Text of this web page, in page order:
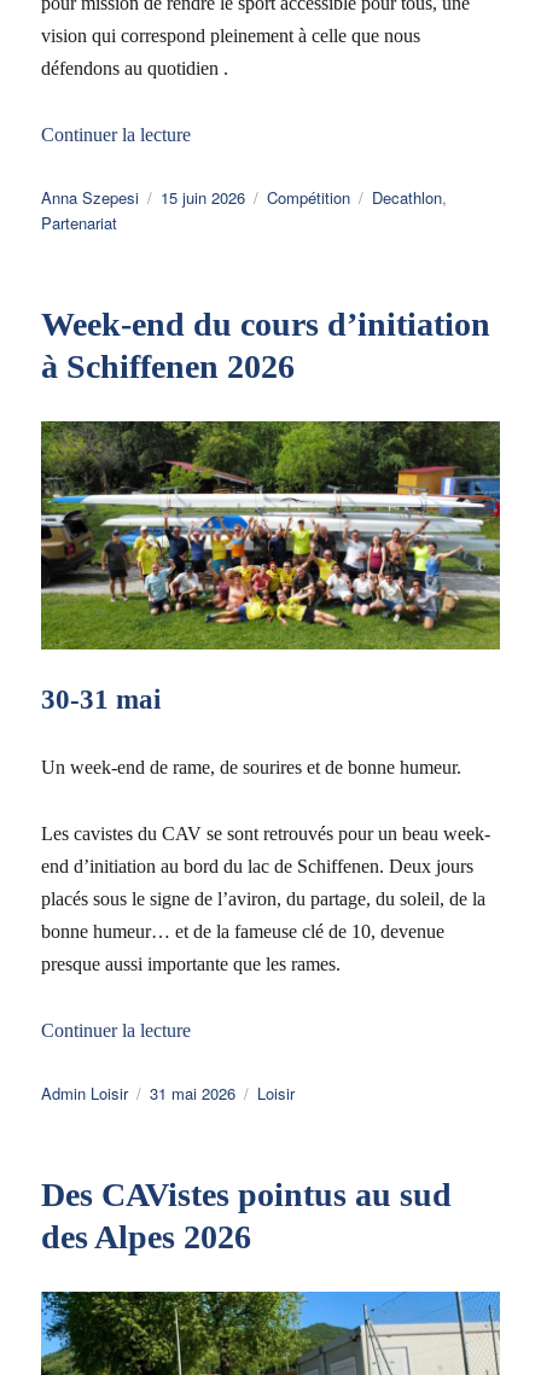
vision qui correspond pleinement à celle que nous
défendons au quotidien .
Continuer la lecturede « Nouveau partenariat avec Décathlon »
Auteur
Anna Szepesi
Publié
15 juin 2026 Catégories
Compétition Étiquettes
Decathlon,
Partenariat
Week-end du cours d’initiation
à Schiffenen 2026
30-31 mai
Un week-end de rame, de sourires et de bonne humeur.
Les cavistes du CAV se sont retrouvés pour un beau week-
end d’initiation au bord du lac de Schiffenen. Deux jours
placés sous le signe de l’aviron, du partage, du soleil, de la
bonne humeur… et de la fameuse clé de 10, devenue
presque aussi importante que les rames.
Continuer la lecturede « Week-end du cours d’initiation à
Auteur
Admin Loisir
Publié
31 mai 2026 Catégories
Loisir
Des CAVistes pointus au sud
des Alpes 2026